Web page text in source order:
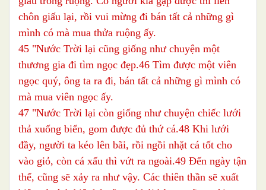
chôn giấu lại, rồi vui mừng đi bán tất cả những gì
mình có mà mua thửa ruộng ấy.
45 "Nước Trời lại cũng giống như chuyện một
thương gia đi tìm ngọc đẹp.46 Tìm được một viên
ngọc quý, ông ta ra đi, bán tất cả những gì mình có
mà mua viên ngọc ấy.
47 "Nước Trời lại còn giống như chuyện chiếc lưới
thả xuống biển, gom được đủ thứ cá.48 Khi lưới
đầy, người ta kéo lên bãi, rồi ngồi nhặt cá tốt cho
vào giỏ, còn cá xấu thì vứt ra ngoài.49 Đến ngày tận
thế, cũng sẽ xảy ra như vậy. Các thiên thần sẽ xuất